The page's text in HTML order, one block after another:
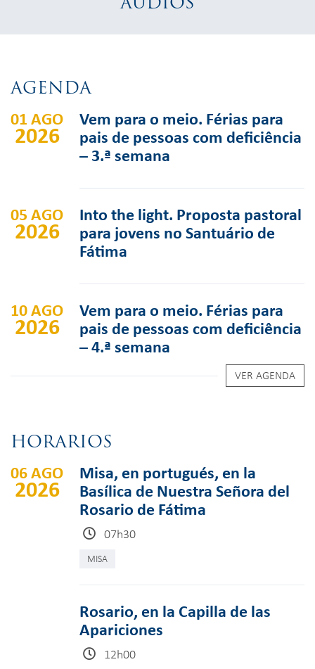
AGENDA
01 AGO
2026
Vem para o meio. Férias para
pais de pessoas com deficiência
– 3.ª semana
05 AGO
2026
Into the light. Proposta pastoral
para jovens no Santuário de
Fátima
10 AGO
2026
Vem para o meio. Férias para
pais de pessoas com deficiência
– 4.ª semana
VER AGENDA
HORARIOS
06 AGO
2026
Misa, en portugués, en la
Basílica de Nuestra Señora del
Rosario de Fátima
07h30
MISA
Rosario, en la Capilla de las
Apariciones
12h00